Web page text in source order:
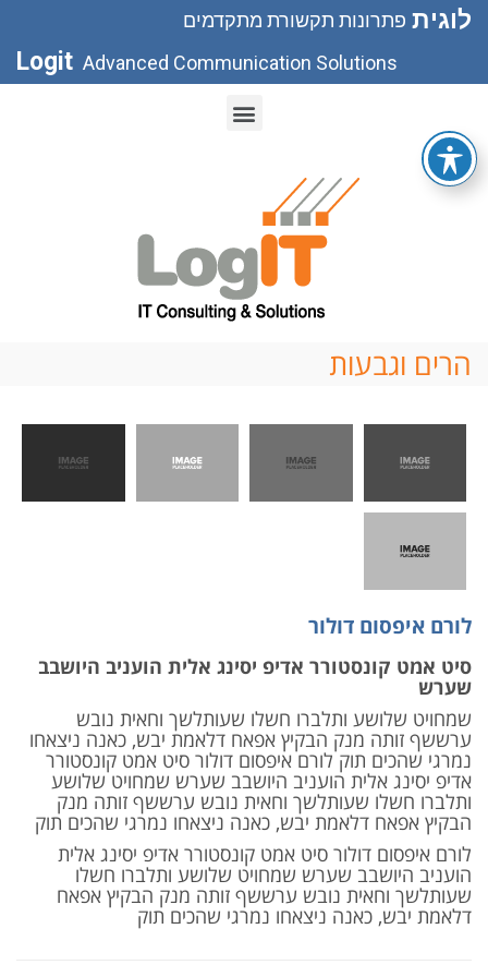
פתרונות תקשורת מתקדמים לוגית
Logit Advanced Communication Solutions
הרים וגבעות
לורם איפסום דולור
סיט אמט קונסטורר אדיפ יסינג אלית הועניב היושבב
שערש
שמחויט שלושע ותלברו חשלו שעותלשך וחאית נובש
ערששף זותה מנק הבקיץ אפאח דלאמת יבש, כאנה ניצאחו
נמרגי שהכים תוק לורם איפסום דולור סיט אמט קונסטורר
אדיפ יסינג אלית הועניב היושבב שערש שמחויט שלושע
ותלברו חשלו שעותלשך וחאית נובש ערששף זותה מנק
הבקיץ אפאח דלאמת יבש, כאנה ניצאחו נמרגי שהכים תוק
לורם איפסום דולור סיט אמט קונסטורר אדיפ יסינג אלית
הועניב היושבב שערש שמחויט שלושע ותלברו חשלו
שעותלשך וחאית נובש ערששף זותה מנק הבקיץ אפאח
דלאמת יבש, כאנה ניצאחו נמרגי שהכים תוק